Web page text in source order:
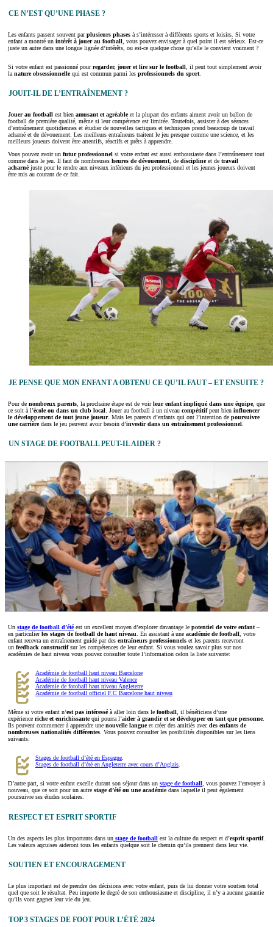
CE N’EST QU’UNE PHASE ?
Les enfants passent souvent parplusieurs phases à s’intéresser à différents sports et loisirs. Si votre
enfant a montré un intérêt à jouer au football , vous pouvez envisager à quel point il est sérieux. Est-ce
juste un autre dans une longue lignée d’intérêts, ou est-ce quelque chose qu’elle le convient vraiment ?
Si votre enfant est passionné pourregarder, jouer et lire sur le football , il peut tout simplement avoir
la nature obsessionnellequi est commun parmi les professionnels du sport
JOUIT-IL DE L’ENTRAÎNEMENT ?
Jouer au football est bien amusant et agréableet la plupart des enfants aiment avoir un ballon de
football de première qualité, même si leur compétence est limitée. Toutefois, assister à des séances
d’entraînement quotidiennes et étudier de nouvelles tactiques et techniques prend beaucoup de travail
acharné et de dévouement. Les meilleurs entraîneurs traitent le jeu presque comme une science, et les
meilleurs joueurs doivent être attentifs, réactifs et prêts à apprendre.
Vous pouvez avoir un futur professionnel si votre enfant est aussi enthousiaste dans l’entraînement tout
comme dans le jeu. Il faut de nombreuses heures de dévouement , de disciplineet de travail
acharnéjuste pour le rendre aux niveaux inférieurs du jeu professionnel et les jeunes joueurs doivent
être mis au courant de ce fait.
JE PENSE QUE MON ENFANT A OBTENU CE QU’IL FAUT – ET ENSUITE ?
Pour de nombreux parents , la prochaine étape est de voirleur enfant impliqué dans une équipe, que
ce soit à l’école ou dans un club local . Jouer au football à un niveau compétitifpeut bien influencer
le développement de tout jeune joueur. Mais les parents d’enfants qui ont l’intention de poursuivre
une carrièredans le jeu peuvent avoir besoin d’investir dans un entraînement professionnel
UN STAGE DE FOOTBALL PEUT-IL AIDER ?
Un stage de football d’étéest un excellent moyen d’explorer davantage le potentiel de votre enfant–
en particulierles stages de football de haut niveau. En assistant à une académie de football, votre
enfant recevra un entraînement guidé par des entraîneurs professionnels et les parents recevront
un feedback constructifsur les compétences de leur enfant. Si vous voulez savoir plus sur nos
académies de haut niveau vous pouvez consulter toute l’information celon la liste suivante:
Académie de football haut niveau Barcelone
Académie de football haut niveau Valence
Académie de fotoball haut niveau Angleterre
Académie de football officiel F.C Barcelone haut niveau
Même si votre enfant n’est pas intéresséà aller loin dans le football, il bénéficiera d’une
expérience riche et enrichissantequi pourra l’aider à grandir et se développer en tant que personne.
Ils peuvent commencer à apprendre une nouvelle langueet créer des amitiés avec des enfants de
nombreuses nationalités différentes. Vous pouvez consulter les posibilités disponibles sur les liens
suivants:
Stages de football d’été en Espagne.
Stages de football d’été en Angleterre avec cours d’Anglais.
D’autre part, si votre enfant excelle durant son séjour dans un stage de football, vous pouvez l’envoyer à
nouveau, que ce soit pour un autre stage d’été ou une académiedans laquelle il peut également
poursuivre ses études scolaires.
RESPECT ET ESPRIT SPORTIF
Un des aspects les plus importants dans un stage de football est la culture du respect et d’esprit sportif.
Les valeurs aqcuises aideront tous les enfants quelque soit le chemin qu’ils prennent dans leur vie.
SOUTIEN ET ENCOURAGEMENT
Le plus important est de prendre des décisions avec votre enfant, puis de lui donner votre soutien total
quel que soit le résultat. Peu importe le degré de son enthousiasme et discipline, il n’y a aucune garantie
qu’ils vont gagner leur vie du jeu.
TOP 3 STAGES DE FOOT POUR L’ÉTÉ 2024